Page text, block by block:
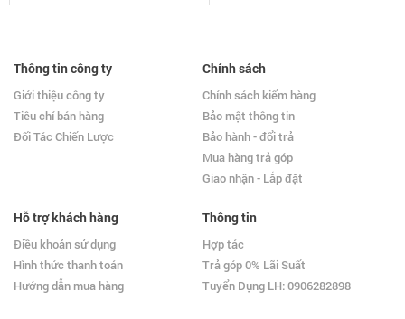
Thông tin công ty
Giới thiệu công ty
Tiêu chí bán hàng
Đối Tác Chiến Lược
Chính sách
Chính sách kiểm hàng
Bảo mật thông tin
Bảo hành - đổi trả
Mua hàng trả góp
Giao nhận - Lắp đặt
Hỗ trợ khách hàng
Điều khoản sử dụng
Hình thức thanh toán
Hướng dẫn mua hàng
Thông tin
Hợp tác
Trả góp 0% Lãi Suất
Tuyển Dụng LH: 0906282898